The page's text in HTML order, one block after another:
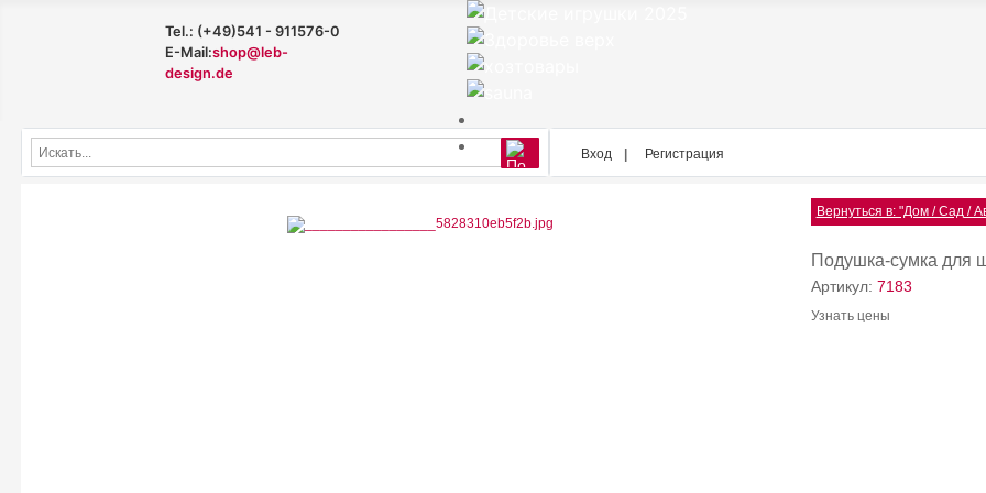
Tel.: (+49)541 - 911576-0
E-Mail:shop@leb-
design.de
Вход Регистрация
Вернуться в: "Дом / Сад /
Подушка-сумка для
Артикул: 7183
Узнать цены